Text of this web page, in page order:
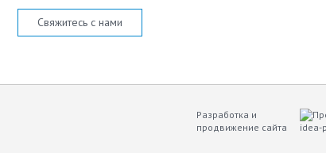
Свяжитесь с нами
Разработка и
продвижение сайта